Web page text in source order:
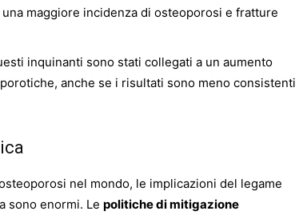
maggiore incidenza di osteoporosi e fratture
inquinanti sono stati collegati a un aumento
anche se i risultati sono meno consistenti
nel mondo, le implicazioni del legame
sono enormi. Le politiche di mitigazione